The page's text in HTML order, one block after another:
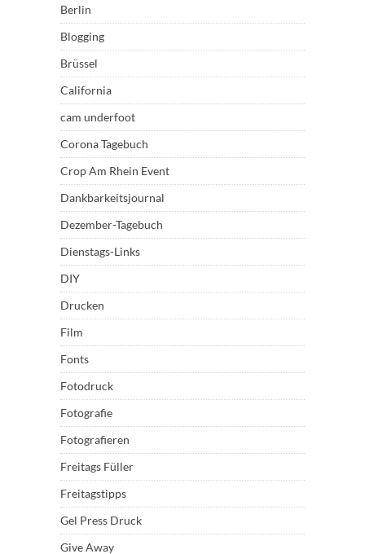
Berlin
Blogging
Brüssel
California
cam underfoot
Corona Tagebuch
Crop Am Rhein Event
Dankbarkeitsjournal
Dezember-Tagebuch
Dienstags-Links
DIY
Drucken
Film
Fonts
Fotodruck
Fotografie
Fotografieren
Freitags Füller
Freitagstipps
Gel Press Druck
Give Away